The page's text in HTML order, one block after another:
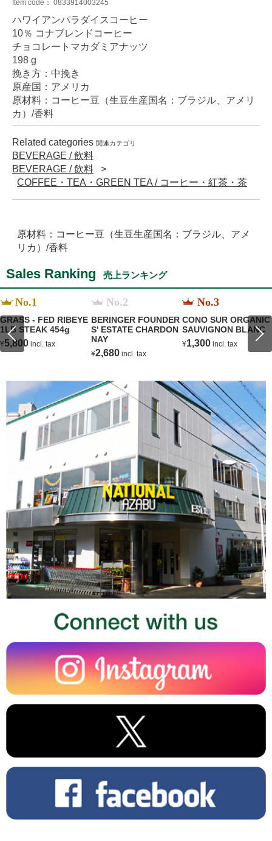
Item code： 0833914003245
ハワイアンパラダイスコーヒー
10％ コナブレンドコーヒー
チョコレートマカダミアナッツ
198 g
挽き方：中挽き
原産国：アメリカ
原材料：コーヒー豆（生豆生産国名：ブラジル、アメリ
カ）/香料
Related categories 関連カテゴリ
BEVERAGE / 飲料
BEVERAGE / 飲料
COFFEE・TEA・GREEN TEA / コーヒー・紅茶・茶
原材料：コーヒー豆（生豆生産国名：ブラジル、アメ
リカ）/香料
Sales Ranking 売上ランキング
No.1
GRASS - FED RIBEYE
1LB STEAK 454g
¥5,800 incl. tax
No.2
BERINGER FOUNDER
S' ESTATE CHARDON
NAY
¥2,680 incl. tax
No.3
CONO SUR ORGANIC
SAUVIGNON BLANC
¥1,300 incl. tax